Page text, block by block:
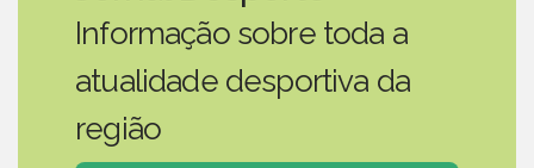
Informação sobre toda a
atualidade desportiva da
região